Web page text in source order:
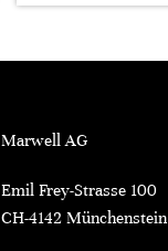
Marwell AG
Emil Frey-Strasse 100
CH-4142 Münchenstein